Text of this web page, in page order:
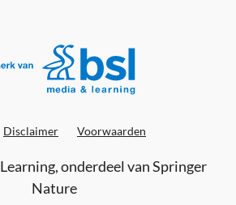
Disclaimer Voorwaarden
, onderdeel vanSpringer
Nature